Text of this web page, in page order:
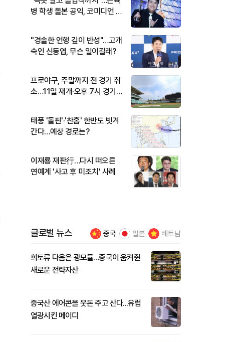
병 학생 돌본 공익, 코미디언 김
"경솔한 언행 깊이 반성"…고개
숙인 신동엽, 무슨 일이길래?
프로야구, 주말까지 전 경기 취
소…11일 재개·오후 7시 경기
태풍 '돌핀'·'찬홈' 한반도 빗겨
간다…예상 경로는?
이재룡 재판行…다시 떠오른
연예계 '사고 후 미조치' 사례
글로벌 뉴스 중국 일본 베트남
희토류 다음은 광모듈…중국이 움켜쥔
새로운 전략자산
중국산 에어콘을 웃돈 주고 산다...유럽
열광시킨 메이디